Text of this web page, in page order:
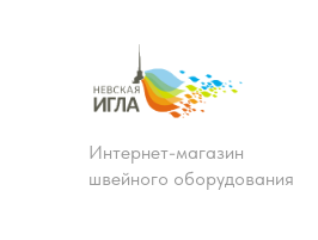
Интернет-магазин
швейного оборудования